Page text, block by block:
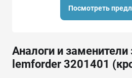
Посмотреть
Аналоги и заменители
lemforder 3201401